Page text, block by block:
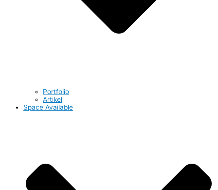
Portfolio
Artikel
Space Available